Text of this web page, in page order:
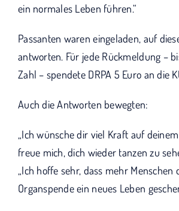
ein normales Leben führen.“
Passanten waren eingeladen, auf
antworten. Für jede Rückmeldung –
Zahl – spendete DRPA 5 Euro an die
Auch die Antworten bewegten:
„Ich wünsche dir viel Kraft auf
freue mich, dich wieder tanzen zu
„Ich hoffe sehr, dass mehr Menschen
Organspende ein neues Leben